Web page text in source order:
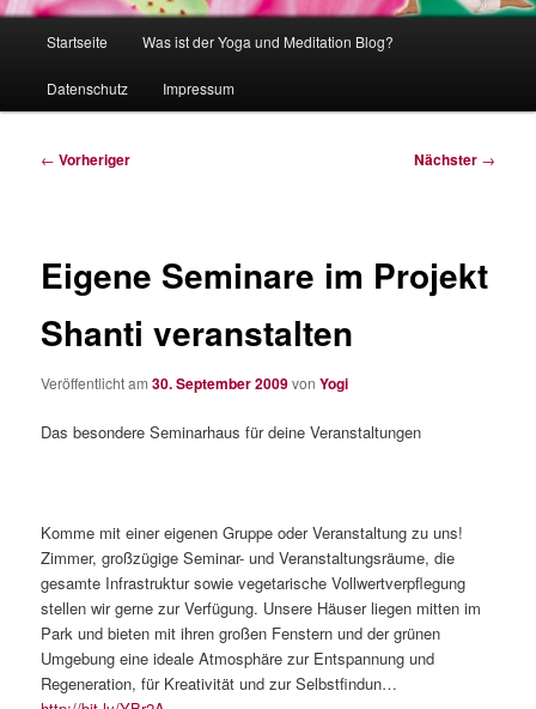
Startseite Was ist der Yoga und Meditation Blog?
Datenschutz Impressum
Beitragsnavigation
← Vorheriger Nächster →
Eigene Seminare im Projekt
Shanti veranstalten
Veröffentlicht am30. September 2009vonYogi
Das besondere Seminarhaus für deine Veranstaltungen
Komme mit einer eigenen Gruppe oder Veranstaltung zu uns!
Zimmer, großzügige Seminar- und Veranstaltungsräume, die
gesamte Infrastruktur sowie vegetarische Vollwertverpflegung
stellen wir gerne zur Verfügung. Unsere Häuser liegen mitten im
Park und bieten mit ihren großen Fenstern und der grünen
Umgebung eine ideale Atmosphäre zur Entspannung und
Regeneration, für Kreativität und zur Selbstfindun…